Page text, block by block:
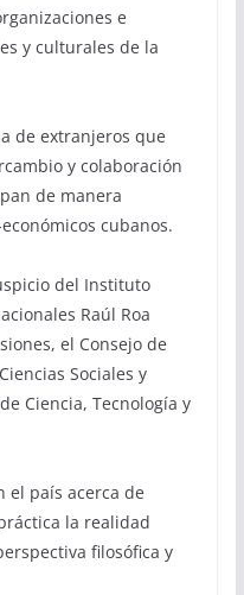
e
y culturales de la
de extranjeros que
y colaboración
de manera
cubanos.
del Instituto
Raúl Roa
el Consejo de
Sociales y
Ciencia, Tecnología y
el país acerca de
la realidad
filosófica y